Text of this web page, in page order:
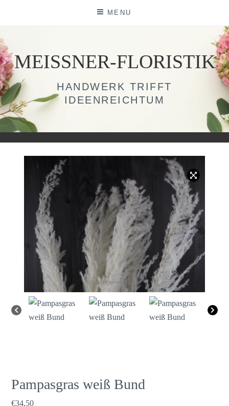
MENU
MEISSNER-FLORISTIK
HANDWERK TRIFFT
IDEENREICHTUM
Pampasgras weiß Bund
€34,50